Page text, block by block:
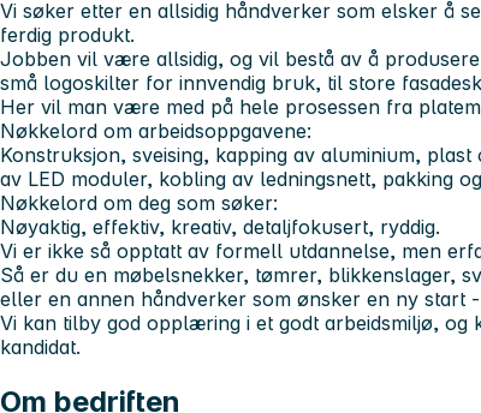
Vi søker etter en allsidig håndverker som elsker å
ferdig produkt.
Jobben vil være allsidig, og vil bestå av å
små logoskilter for innvendig bruk, til store
Her vil man være med på hele prosessen fra
Nøkkelord om arbeidsoppgavene:
Konstruksjon, sveising, kapping av aluminium,
av LED moduler, kobling av ledningsnett, pakking
Nøkkelord om deg som søker:
Nøyaktig, effektiv, kreativ, detaljfokusert, ryddig.
Vi er ikke så opptatt av formell utdannelse, men
Så er du en møbelsnekker, tømrer, blikkenslager,
eller en annen håndverker som ønsker en ny start
Vi kan tilby god opplæring i et godt arbeidsmiljø,
kandidat.
Om bedriften